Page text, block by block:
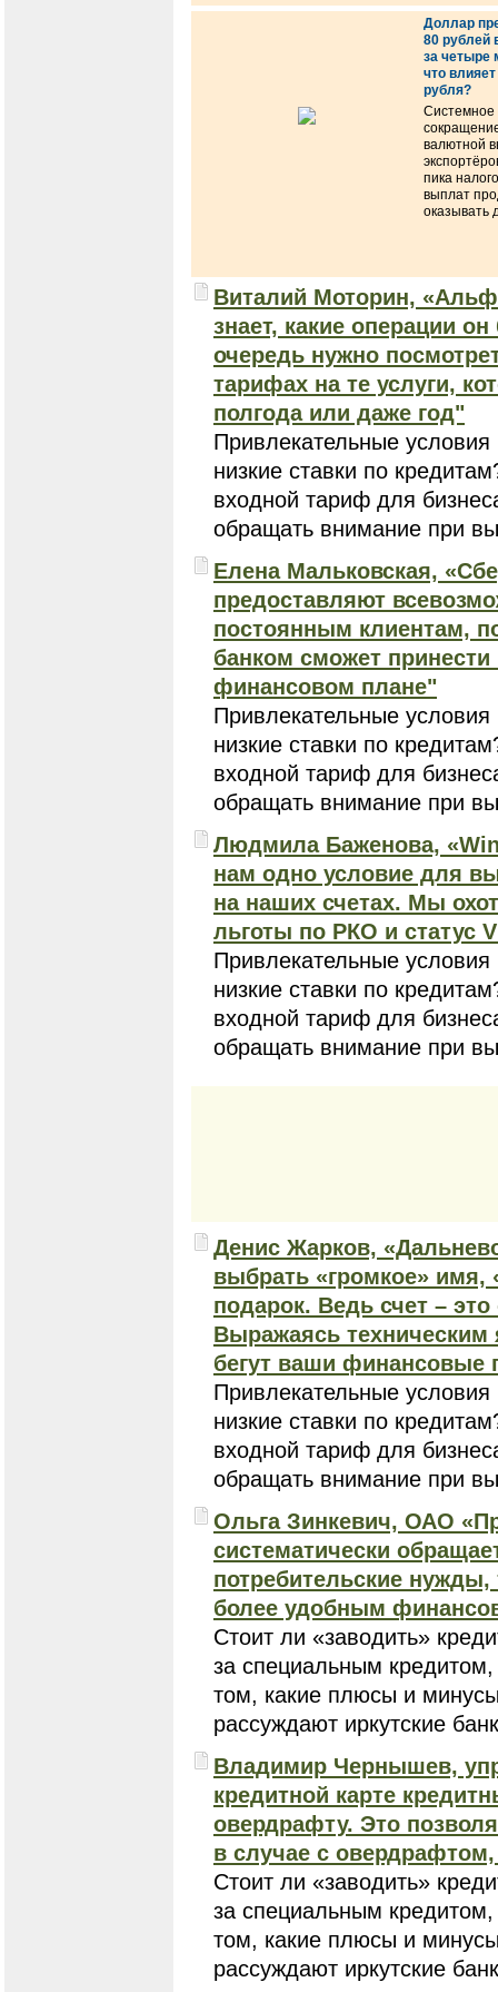
Доллар
80 рублей
за четыре
что
рубля?
Системное
валютной
пика
выплат
оказывать
Виталий Моторин,
знает, какие операции
очередь нужно
тарифах на те услуги,
полгода или даже год"
Привлекательные
низкие ставки по
входной тариф для
обращать внимание при
Елена Мальковская,
предоставляют
постоянным клиентам,
банком сможет
финансовом плане"
Привлекательные
низкие ставки по
входной тариф для
обращать внимание при
Людмила Баженова,
нам одно условие для
на наших счетах. Мы
льготы по РКО и статус
Привлекательные
низкие ставки по
входной тариф для
обращать внимание при
Денис Жарков,
выбрать «громкое»
подарок. Ведь счет –
Выражаясь
бегут ваши финансовые
Привлекательные
низкие ставки по
входной тариф для
обращать внимание при
Ольга Зинкевич, ОАО
систематически
потребительские нужды,
более удобным
Стоит ли «заводить»
за специальным
том, какие плюсы и
рассуждают иркутские
Владимир Чернышев,
кредитной карте
овердрафту. Это
в случае с
Стоит ли «заводить»
за специальным
том, какие плюсы и
рассуждают иркутские